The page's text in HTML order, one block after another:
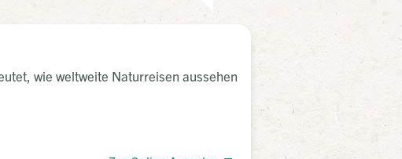
wie weltweite Naturreisen aussehen